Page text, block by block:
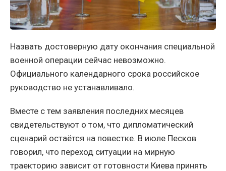
Назвать достоверную дату окончания специальной
военной операции сейчас невозможно.
Официального календарного срока российское
руководство не устанавливало.
Вместе с тем заявления последних месяцев
свидетельствуют о том, что дипломатический
сценарий остаётся на повестке. В июле Песков
говорил, что переход ситуации на мирную
траекторию зависит от готовности Киева принять